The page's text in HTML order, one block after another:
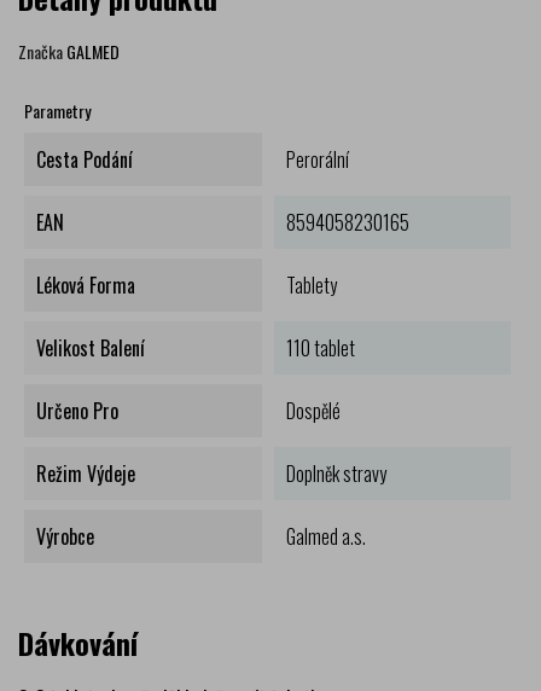
ZnačkaGALMED
Parametry
Cesta Podání Perorální
EAN 8594058230165
Léková Forma Tablety
Velikost Balení 110 tablet
Určeno Pro Dospělé
Režim Výdeje Doplněk stravy
Výrobce Galmed a.s.
Dávkování